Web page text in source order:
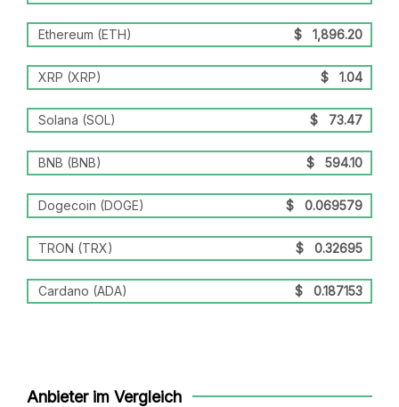
Ethereum (ETH) $ 1,896.20
XRP (XRP) $ 1.04
Solana (SOL) $ 73.47
BNB (BNB) $ 594.10
Dogecoin (DOGE) $ 0.069579
TRON (TRX) $ 0.32695
Cardano (ADA) $ 0.187153
Anbieter im Vergleich